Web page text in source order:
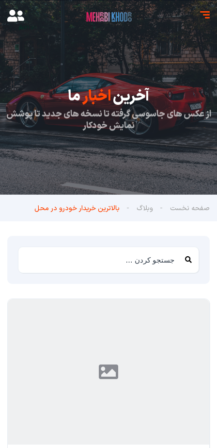
آخریناخبارما
از عکس های جاسوسی گرفته تا نسخه های جدید تا پوشش
نمایش خودکار
صفحه نخست وبلاگ بالاترین خریدار خودرو در محل